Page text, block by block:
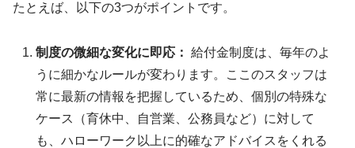
たとえば、以下の3つがポイントです。
制度の微細な変化に即応： 給付金制度は、毎年のよ
うに細かなルールが変わります。ここのスタッフは
常に最新の情報を把握しているため、個別の特殊な
ケース（育休中、自営業、公務員など）に対して
も、ハローワーク以上に的確なアドバイスをくれる